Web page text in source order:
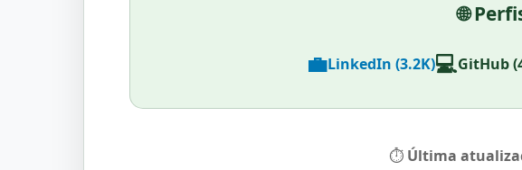
🌐
💼LinkedIn (3.2K)💻GitHub
⏱️ Última